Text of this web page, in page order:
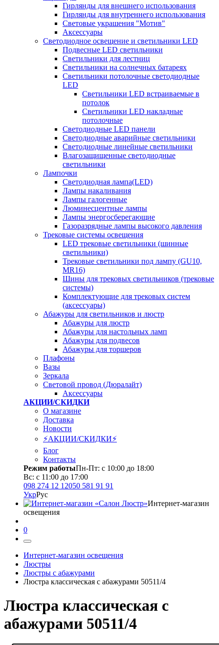
Гирлянды для внешнего использования
Гирлянды для внутреннего использования
Световые украшения "Мотив"
Аксессуары
Светодиодное освещение и светильники LED
Подвесные LED светильники
Светильники для лестниц
Светильники на солнечных батареях
Светильники потолочные светодиодные
LED
Cветильники LED встраиваемые в
потолок
Светильники LED накладные
потолочные
Светодиодные LED панели
Светодиодные аварийные светильники
Светодиодные линейные светильники
Влагозащищенные светодиодные
светильники
Лампочки
Светодиодная лампа(LED)
Лампы накаливания
Лампы галогенные
Люминесцентные лампы
Лампы энергосберегающие
Газоразрядные лампы высокого давления
Трековые системы освещения
LED трековые светильники (шинные
светильники)
Трековые светильники под лампу (GU10,
MR16)
Шины для трековых светильников (трековые
системы)
Комплектующие для трековых систем
(аксессуары)
Абажуры для светильников и люстр
Абажуры для люстр
Абажуры для настольных ламп
Абажуры для подвесов
Абажуры для торшеров
Плафоны
Вазы
Зеркала
Световой провод (Дюралайт)
Аксессуары
АКЦИИ/СКИДКИ
О магазине
Доставка
Новости
⚡АКЦИИ/СКИДКИ⚡
Блог
Контакты
Режим работыПн-Пт: с 10:00 до 18:00
Вс: с 11:00 до 17:00
098 274 12 12050 581 91 91
УкрРус
Интернет-магазин
освещения
0
Интернет-магазин освещения
Люстры
Люстры с абажурами
Люстра классическая с абажурами 50511/4
Люстра классическая с
абажурами 50511/4